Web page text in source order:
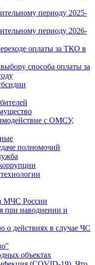
периоду 2025-
периоду 2026-
оплаты за ТКО в
способа оплаты за
с ОМСУ,
полномочий
МЧС России
при наводнении и
о действиях в случае ЧС
объектах